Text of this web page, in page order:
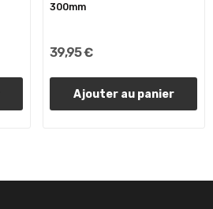
300mm
39,95 €
Ajouter au panier